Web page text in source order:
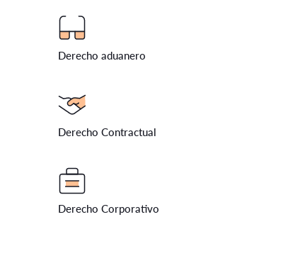
Derecho aduanero
Derecho Contractual
Derecho Corporativo